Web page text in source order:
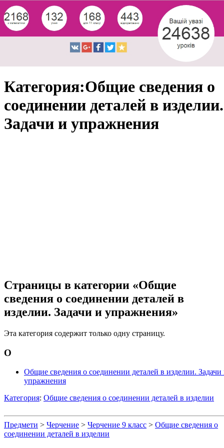
Категория:Общие сведения о
соединении деталей в изделии.
Задачи и упражнения
Страницы в категории «Общие
сведения о соединении деталей в
изделии. Задачи и упражнения»
Эта категория содержит только одну страницу.
О
Общие сведения о соединении деталей в изделии. Задачи
упражнения
Категория: Общие сведения о соединении деталей в изделии
Предмети > Черчение > Черчение 9 класс > Общие сведения о
соединении деталей в изделии